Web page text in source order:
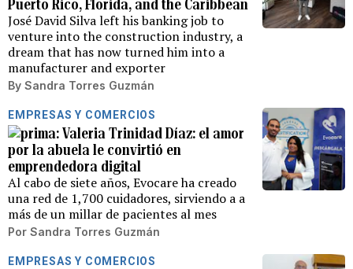
Puerto Rico, Florida, and the Caribbean
José David Silva left his banking job to
venture into the construction industry, a
dream that has now turned him into a
manufacturer and exporter
By Sandra Torres Guzmán
EMPRESAS Y COMERCIOS
Valeria Trinidad Díaz: el amor
por la abuela le convirtió en
emprendedora digital
Al cabo de siete años, Evocare ha creado
una red de 1,700 cuidadores, sirviendo a a
más de un millar de pacientes al mes
Por Sandra Torres Guzmán
EMPRESAS Y COMERCIOS